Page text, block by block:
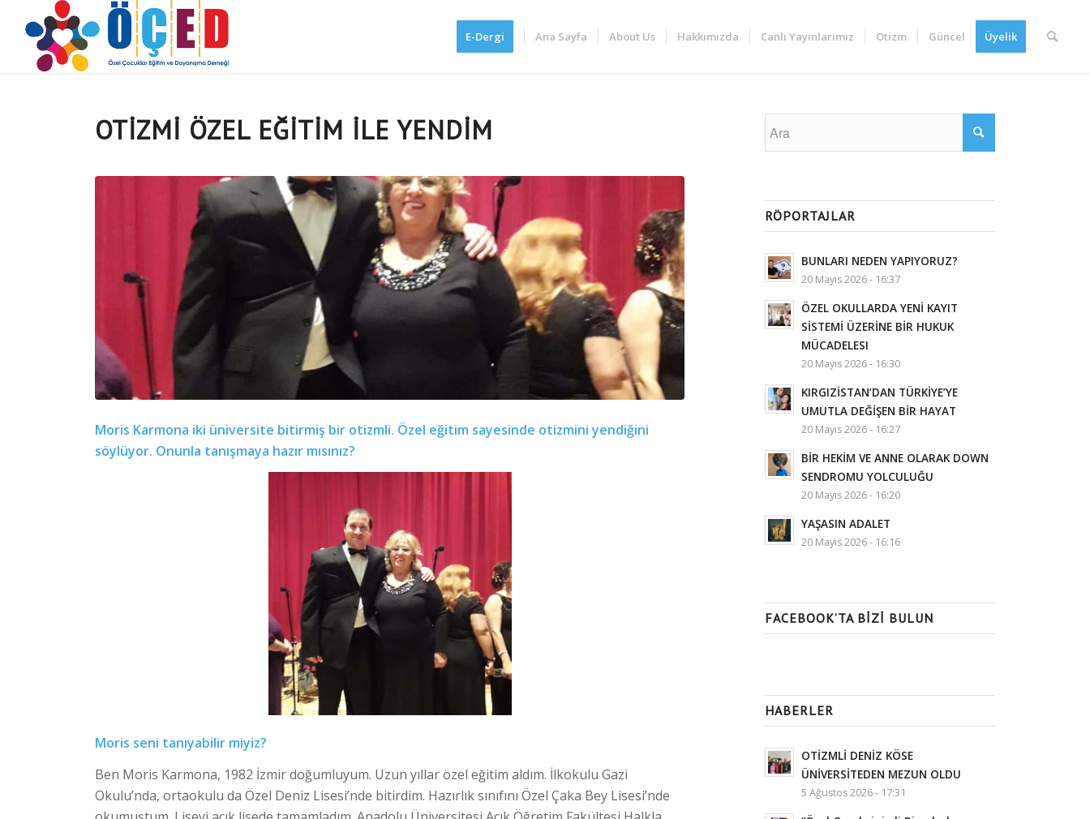
E-Dergi Ana Sayfa About Us Hakkımızda Canlı Yayınlarımız Otizm Güncel Üyelik
OTİZMİ ÖZEL EĞİTİM İLE YENDİM
Moris Karmona iki üniversite bitirmiş bir otizmli. Özel eğitim sayesinde otizmini yendiğini
söylüyor. Onunla tanışmaya hazır mısınız?
Moris seni tanıyabilir miyiz?
Ben Moris Karmona, 1982 İzmir doğumluyum. Uzun yıllar özel eğitim aldım. İlkokulu Gazi
Okulu’nda, ortaokulu da Özel Deniz Lisesi’nde bitirdim. Hazırlık sınıfını Özel Çaka Bey Lisesi’nde
RÖPORTAJLAR
BUNLARI NEDEN YAPIYORUZ?
20 Mayıs 2026 - 16:37
ÖZEL OKULLARDA YENİ KAYIT
SİSTEMİ ÜZERİNE BİR HUKUK
MÜCADELESI
20 Mayıs 2026 - 16:30
KIRGIZİSTAN’DAN TÜRKİYE’YE
UMUTLA DEĞİŞEN BİR HAYAT
20 Mayıs 2026 - 16:27
BİR HEKİM VE ANNE OLARAK DOWN
SENDROMU YOLCULUĞU
20 Mayıs 2026 - 16:20
YAŞASIN ADALET
20 Mayıs 2026 - 16:16
FACEBOOK’TA BIZI BULUN
HABERLER
OTİZMLİ DENİZ KÖSE
ÜNİVERSİTEDEN MEZUN OLDU
5 Ağustos 2026 - 17:31